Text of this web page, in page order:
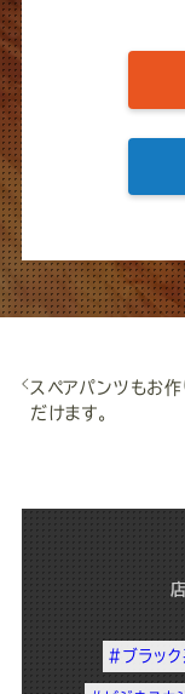
スペアパンツもお
だけます。
#ブラック